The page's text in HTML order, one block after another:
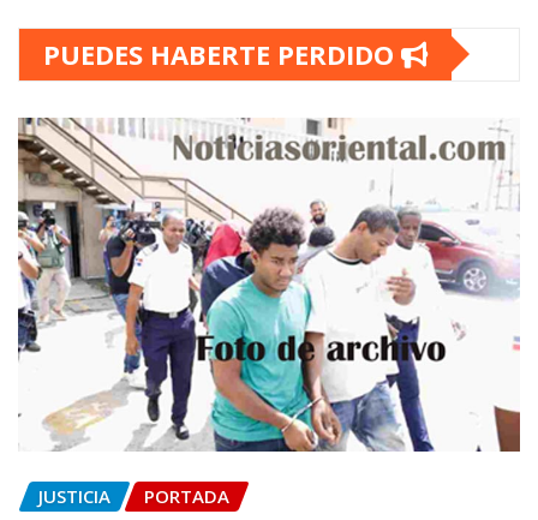
PUEDES HABERTE PERDIDO
JUSTICIA PORTADA